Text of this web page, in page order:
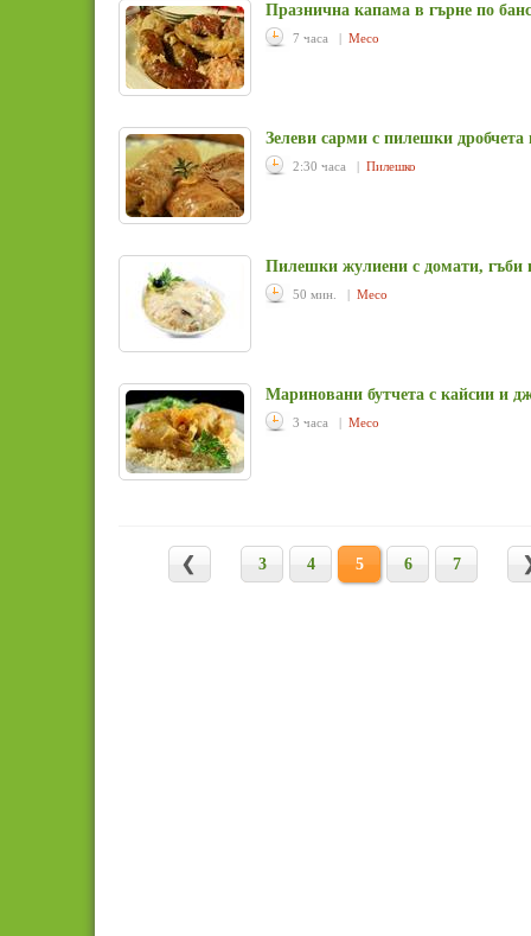
Празнична капама в гърне по
7 часа | Месо
Зелеви сарми с пилешки дробчета
2:30 часа | Пилешко
Пилешки жулиени с домати, гъби
50 мин. | Месо
Мариновани бутчета с кайсии и
3 часа | Месо
3 4 5 6 7